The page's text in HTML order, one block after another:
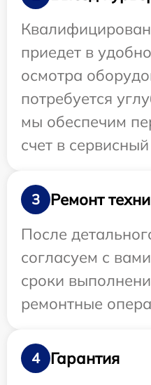
приедет в
осмотра
потребуется
мы обеспечим
счет в
3
Ремонт
После
согласуем с
сроки
ремонтные
4
Гарантия